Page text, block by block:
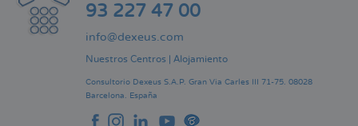
93 227 47 00
info@dexeus.com
Nuestros Centros Alojamiento
Consultorio Dexeus S.A.P. Gran Via Carles III 71-75. 08028
Barcelona. España